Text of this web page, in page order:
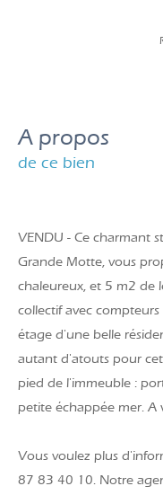
a propos
de ce bien
VENDU - Ce charmant
Grande Motte, vous
chaleureux, et 5 m2 de
collectif avec
étage d'une belle
autant d'atouts pour
pied de l'immeuble :
petite échappée mer. A
Vous voulez plus
87 83 40 10. Notre